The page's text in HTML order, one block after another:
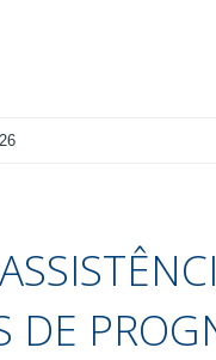
DE